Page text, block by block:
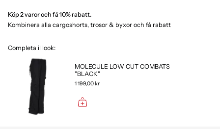
Justerbara benslut och dragsko i midjan
Normal passform / Smal passform/ FIGURNÄRA
54002.
Köp 2 varor och få 10% rabatt.
Kombinera alla cargoshorts, trosor & byxor och få rabatt
Completa il look:
MOLECULE LOW CUT COMBATS
"BLACK"
1 199,00 kr